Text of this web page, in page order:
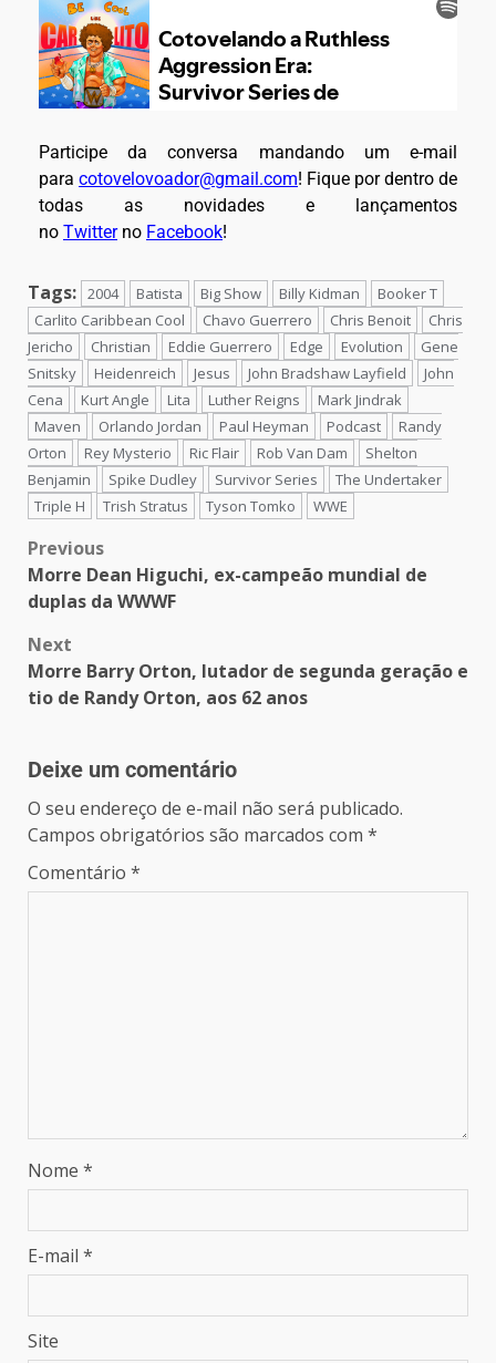
Participe da conversa mandando um e-mail
para cotovelovoador@gmail.com! Fique por dentro de
todas as novidades e lançamentos
no Twitterno Facebook!
Tags: 2004 Batista Big Show Billy Kidman
Booker T
Carlito Caribbean Cool
Chavo Guerrero Chris Benoit
Chris
Jericho
Christian Eddie Guerrero Edge Evolution
Gene
Snitsky
Heidenreich Jesus John Bradshaw Layfield
John
Cena
Kurt Angle Lita Luther Reigns
Mark Jindrak
Maven
Orlando Jordan Paul Heyman Podcast
Randy
Orton
Rey Mysterio Ric Flair Rob Van Dam
Shelton
Benjamin
Spike Dudley Survivor Series
The Undertaker
Triple H
Trish Stratus Tyson Tomko WWE
Previous
Morre Dean Higuchi, ex-campeão mundial de
duplas da WWWF
Next
Morre Barry Orton, lutador de segunda geração e
tio de Randy Orton, aos 62 anos
Deixe um comentário
O seu endereço de e-mail não será publicado.
Campos obrigatórios são marcados com *
Comentário *
Nome *
E-mail *
Site